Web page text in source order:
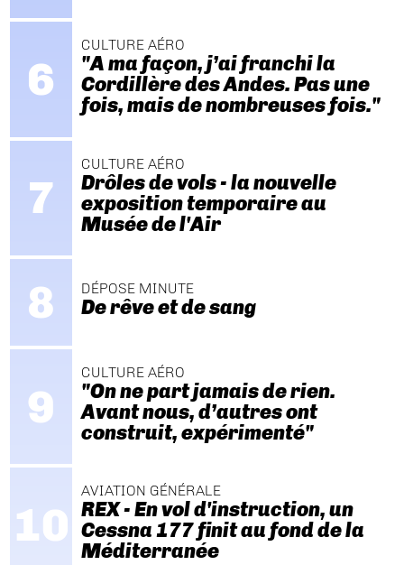
CULTURE AÉRO
"A ma façon, j’ai franchi la
Cordillère des Andes. Pas une
fois, mais de nombreuses fois."
CULTURE AÉRO
Drôles de vols - la nouvelle
exposition temporaire au
Musée de l'Air
DÉPOSE MINUTE
De rêve et de sang
CULTURE AÉRO
"On ne part jamais de rien.
Avant nous, d’autres ont
construit, expérimenté"
AVIATION GÉNÉRALE
REX - En vol d'instruction, un
Cessna 177 finit au fond de la
Méditerranée